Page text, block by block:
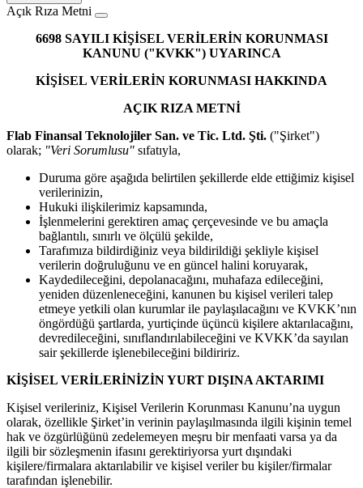
Açık Rıza Metni
6698 SAYILI KİŞİSEL VERİLERİN KORUNMASI
KANUNU ("KVKK") UYARINCA
KİŞİSEL VERİLERİN KORUNMASI HAKKINDA
AÇIK RIZA METNİ
Flab Finansal Teknolojiler San. ve Tic. Ltd. Şti. ("Şirket")
olarak; "Veri Sorumlusu" sıfatıyla,
Duruma göre aşağıda belirtilen şekillerde elde ettiğimiz kişisel
verilerinizin,
Hukuki ilişkilerimiz kapsamında,
İşlenmelerini gerektiren amaç çerçevesinde ve bu amaçla
bağlantılı, sınırlı ve ölçülü şekilde,
Tarafımıza bildirdiğiniz veya bildirildiği şekliyle kişisel
verilerin doğruluğunu ve en güncel halini koruyarak,
Kaydedileceğini, depolanacağını, muhafaza edileceğini,
yeniden düzenleneceğini, kanunen bu kişisel verileri talep
etmeye yetkili olan kurumlar ile paylaşılacağını ve KVKK’nın
öngördüğü şartlarda, yurtiçinde üçüncü kişilere aktarılacağını,
devredileceğini, sınıflandırılabileceğini ve KVKK’da sayılan
sair şekillerde işlenebileceğini bildiririz.
KİŞİSEL VERİLERİNİZİN YURT DIŞINA AKTARIMI
Kişisel verileriniz, Kişisel Verilerin Korunması Kanunu’na uygun
olarak, özellikle Şirket’in verinin paylaşılmasında ilgili kişinin temel
hak ve özgürlüğünü zedelemeyen meşru bir menfaati varsa ya da
ilgili bir sözleşmenin ifasını gerektiriyorsa yurt dışındaki
kişilere/firmalara aktarılabilir ve kişisel veriler bu kişiler/firmalar
tarafından işlenebilir.